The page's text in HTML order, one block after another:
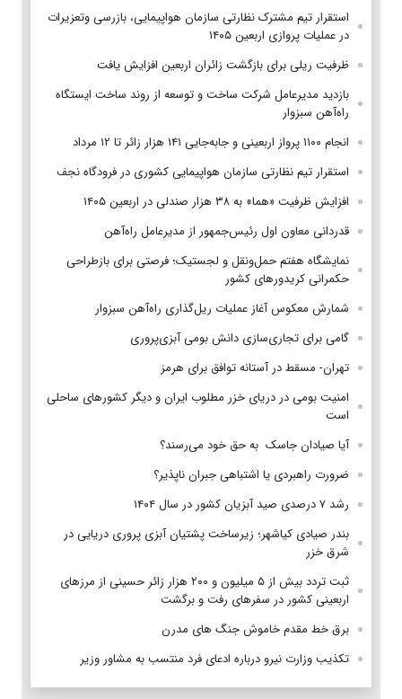
استقرار تیم مشترک نظارتی سازمان هواپیمایی، بازرسی وتعزیرات
در عملیات پروازی اربعین ۱۴۰۵
ظرفیت ریلی برای بازگشت زائران اربعین افزایش یافت
بازدید مدیرعامل شرکت ساخت و توسعه از روند ساخت ایستگاه
راه‌آهن سبزوار
انجام ۱۱۰۰ پرواز اربعینی و جابه‌جایی ۱۴۱ هزار زائر تا ۱۲ مرداد
استقرار تیم‌ نظارتی سازمان هواپیمایی کشوری در فرودگاه نجف
افزایش ظرفیت «هما» به ۳۸ هزار صندلی در اربعین ۱۴۰۵
قدردانی معاون اول رئیس‌جمهور از مدیرعامل راه‌آهن
نمایشگاه هفتم حمل‌ونقل و لجستیک؛ فرصتی برای بازطراحی
حکمرانی کریدورهای کشور
شمارش معکوس آغاز عملیات ریل‌گذاری راه‌آهن سبزوار
گامی برای تجاری‌سازی دانش بومی آبزی‌پروری
تهران- مسقط در آستانه توافق برای هرمز
امنیت بومی در دریای خزر مطلوب ایران و دیگر کشورهای ساحلی
است
آیا صیادان جاسک به حق خود می‌رسند؟
ضرورت راهبردی یا اشتباهی جبران ناپذیر؟
رشد ۷ درصدی صید آبزیان کشور در سال ۱۴۰۴
بندر صیادی کیاشهر؛ زیرساخت پشتیان آبزی پروری دریایی در
شرق خزر
ثبت تردد بیش از ۵ میلیون و ۲۰۰ هزار زائر حسینی از مرزهای
اربعینی کشور در سفرهای رفت و برگشت
برق خط مقدم خاموش جنگ های مدرن
تکذیب وزارت نیرو درباره ادعای فرد منتسب به مشاور وزیر